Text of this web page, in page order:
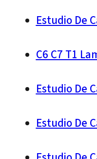
Estudio De
C6 C7 T1
Estudio De
Estudio De